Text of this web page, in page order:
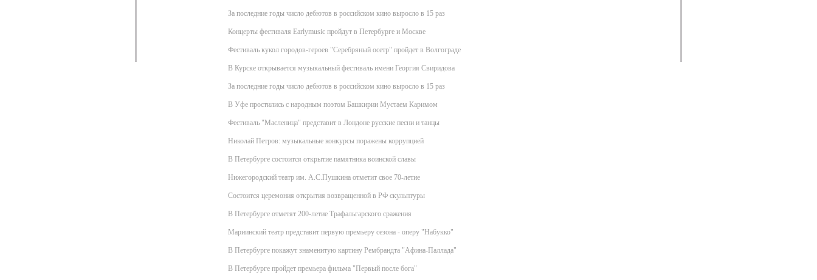
За последние годы число дебютов в российском кино выросло в 15 раз
Концерты фестиваля Earlymusic пройдут в Петербурге и Москве
Фестиваль кукол городов-героев "Серебряный осетр" пройдет в Волгограде
В Курске открывается музыкальный фестиваль имени Георгия Свиридова
За последние годы число дебютов в российском кино выросло в 15 раз
В Уфе простились с народным поэтом Башкирии Мустаем Каримом
Фестиваль "Масленица" представит в Лондоне русские песни и танцы
Николай Петров: музыкальные конкурсы поражены коррупцией
В Петербурге состоится открытие памятника воинской славы
Нижегородский театр им. А.С.Пушкина отметит свое 70-летие
Состоится церемония открытия возвращенной в РФ скульптуры
В Петербурге отметят 200-летие Трафальгарского сражения
Мариинcкий театр представит первую премьеру сезона - оперу "Набукко"
В Петербурге покажут знаменитую картину Рембрандта "Афина-Паллада"
В Петербурге пройдет премьера фильма "Первый после бога"